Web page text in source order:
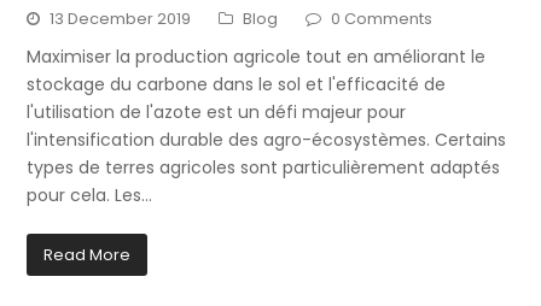
13 December 2019 Blog 0 Comments
Maximiser la production agricole tout en améliorant le
stockage du carbone dans le sol et l'efficacité de
l'utilisation de l'azote est un défi majeur pour
l'intensification durable des agro-écosystèmes. Certains
types de terres agricoles sont particulièrement adaptés
pour cela. Les…
Read More